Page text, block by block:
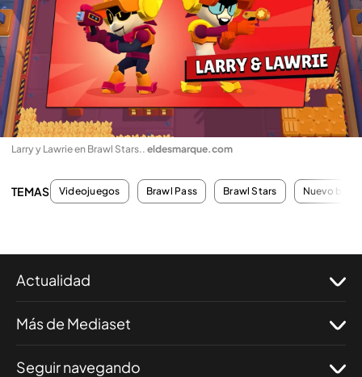
Larry y Lawrie en Brawl Stars.. eldesmarque.com
TEMAS Videojuegos Brawl Pass Brawl Stars Nuevo
Actualidad
Más de Mediaset
Seguir navegando